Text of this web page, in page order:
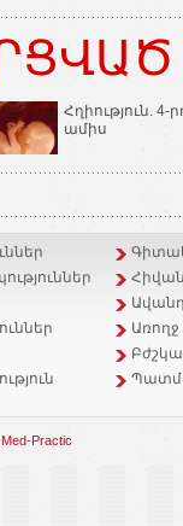
Հղիություն. 4-
ամիս
Practic